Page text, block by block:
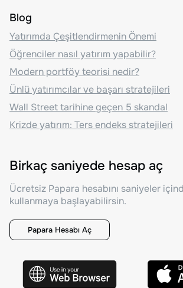
Blog
Yatırımda Çeşitlendirmenin Önemi
Öğrenciler nasıl yatırım yapabilir?
Modern portföy teorisi nedir?
Ünlü yatırımcılar ve başarı stratejileri
Wall Street tarihine geçen 5 skandal
Krizde yatırım: Ters endeks stratejileri
Birkaç saniyede hesap aç
Ücretsiz Papara hesabını saniyeler
kullanmaya başlayabilirsin.
Papara Hesabı Aç